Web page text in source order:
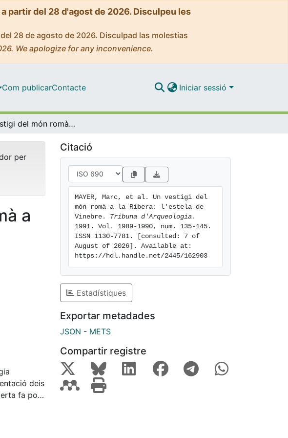
partir del 28 d'agost de 2026. Disculpeu les
28 de agosto de 2026. Disculpad las molestias
We apologize for any inconvenience.
Com publicarContacte Iniciar sessió
Un vestigi del món romà a la Ribera: l'estela de Vinebre
per
a
deis
fa poc
que va a
Citació
MAYER, Marc, et al. Un vestigi del
món romà a la Ribera: l'estela de
Vinebre. Tribuna d'Arqueologia .
1991. Vol. 1989-1990, num. 135-145.
ISSN 1130-7781. [consulted: 7 of
August of 2026]. Available at:
https://hdl.handle.net/2445/162903
Estadístiques
Exportar metadades
JSON - METS
Compartir registre